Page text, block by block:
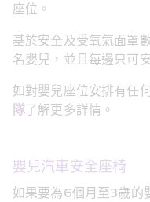
座位。
基於安全及受氧氣面罩
名嬰兒，並且每邊只可
如對嬰兒座位安排有任
隊了解更多詳情。
嬰兒汽車安全座椅
如果要為6個月至3歲的